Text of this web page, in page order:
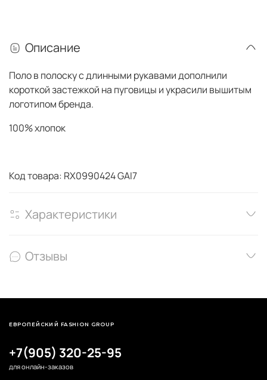
Описание
Поло в полоску с длинными рукавами дополнили
короткой застежкой на пуговицы и украсили вышитым
логотипом бренда.
100% хлопок
Код товара: RX0990424 GAI7
Характеристики
Отзывы
+7(905) 320-25-95
для онлайн-заказов
ЕВРОПЕЙСКИЙ FASHION GROUP